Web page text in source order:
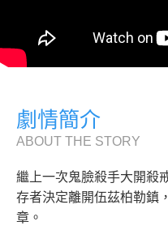
劇情簡介
ABOUT THE STORY
繼上一次鬼臉殺手大開殺
存者決定離開伍茲柏勒鎮
章。